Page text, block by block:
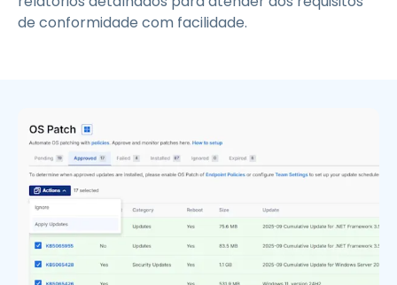
de conformidade com facilidade.